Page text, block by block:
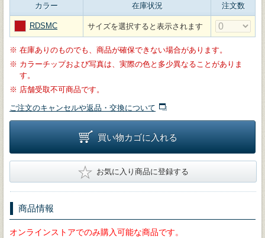
カラー 在庫状況 注文数
RDSMC サイズを選択すると表示されます
※ 在庫ありのものでも、商品が確保できない場合があります。
※ カラーチップおよび写真は、実際の色と多少異なることがありま
す。
※ 店舗受取不可商品です。
ご注文のキャンセルや返品・交換について
買い物カゴに入れる
★ お気に入り商品に登録する
商品情報
オンラインストアでのみ購入可能な商品です。